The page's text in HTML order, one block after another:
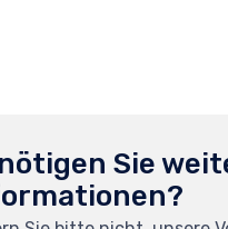
Sie